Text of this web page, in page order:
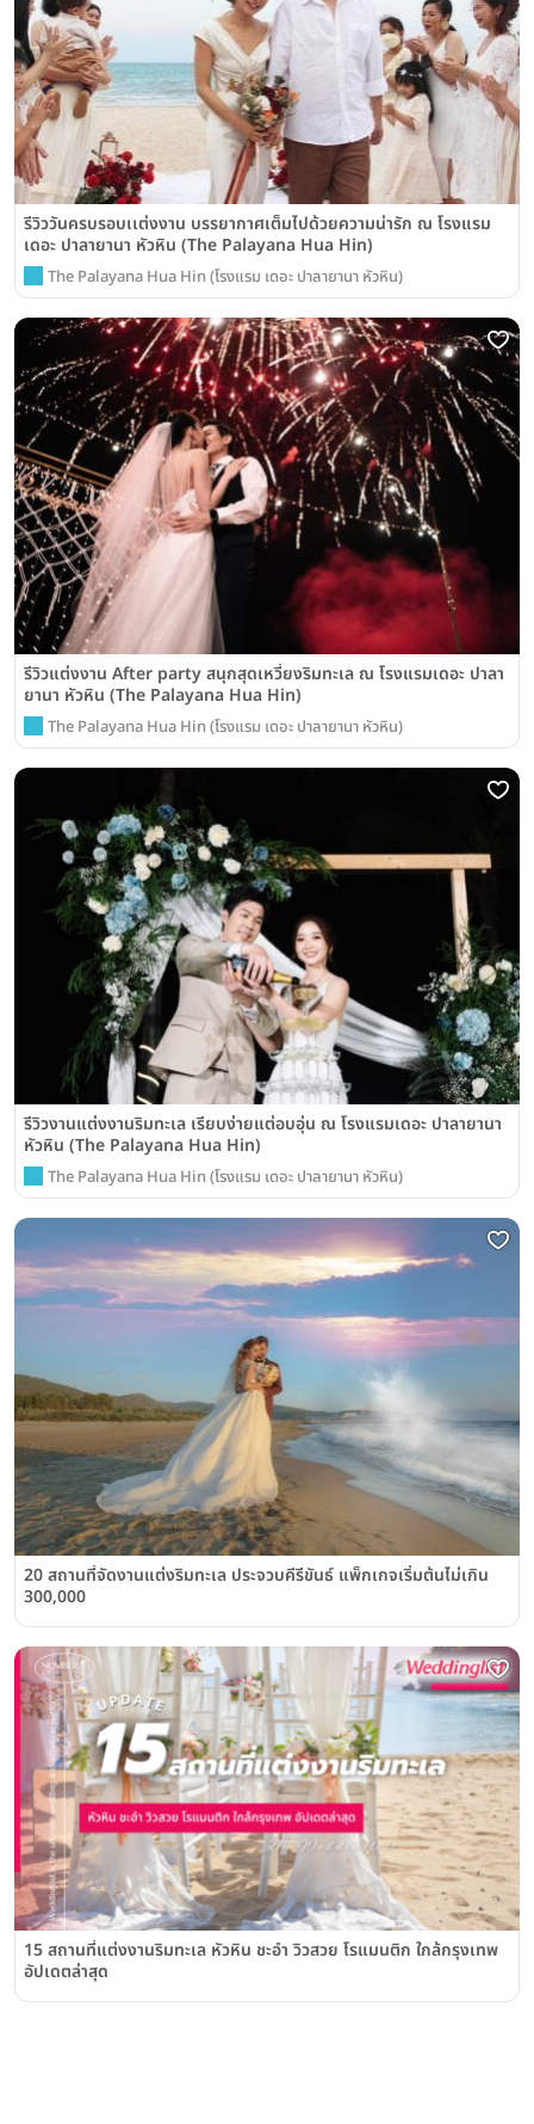
รีวิววันครบรอบเเต่งงาน บรรยากาศเต็มไปด้วยความน่ารัก ณ โรงแรม
เดอะ ปาลายานา หัวหิน (The Palayana Hua Hin)
The Palayana Hua Hin (โรงแรม เดอะ ปาลายานา หัวหิน)
รีวิวแต่งงาน After party สนุกสุดเหวี่ยงริมทะเล ณ โรงแรมเดอะ ปาลา
ยานา หัวหิน (The Palayana Hua Hin)
The Palayana Hua Hin (โรงแรม เดอะ ปาลายานา หัวหิน)
รีวิวงานแต่งงานริมทะเล เรียบง่ายแต่อบอุ่น ณ โรงแรมเดอะ ปาลายานา
หัวหิน (The Palayana Hua Hin)
The Palayana Hua Hin (โรงแรม เดอะ ปาลายานา หัวหิน)
20 สถานที่จัดงานแต่งริมทะเล ประจวบคีรีขันธ์ แพ็กเกจเริ่มต้นไม่เกิน
300,000
15 สถานที่แต่งงานริมทะเล หัวหิน ชะอำ วิวสวย โรแมนติก ใกล้กรุงเทพ
อัปเดตล่าสุด